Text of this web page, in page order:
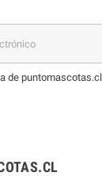
de puntomascotas.cl